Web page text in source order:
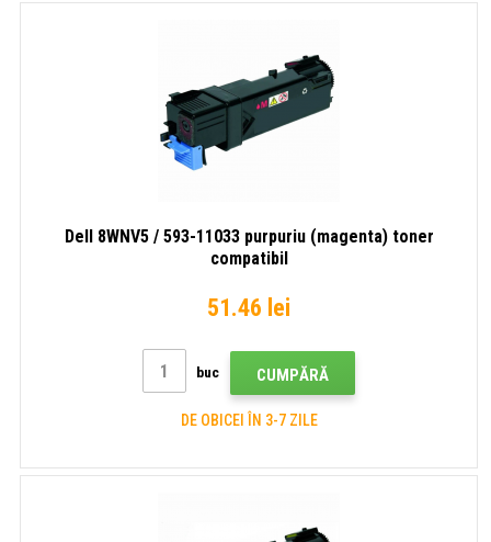
Dell 8WNV5 / 593-11033 purpuriu (magenta) toner
compatibil
51.46 lei
buc CUMPĂRĂ
DE OBICEI ÎN 3-7 ZILE